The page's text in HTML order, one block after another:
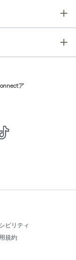
ア
ビリティ
規約